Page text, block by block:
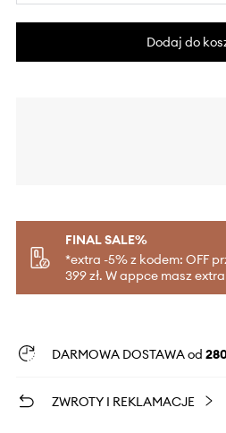
Dodaj do
FINAL SALE%
*extra -5% z kodem: OFF
399 zł. W appce masz
DARMOWA DOSTAWA od
ZWROTY I REKLAMACJE